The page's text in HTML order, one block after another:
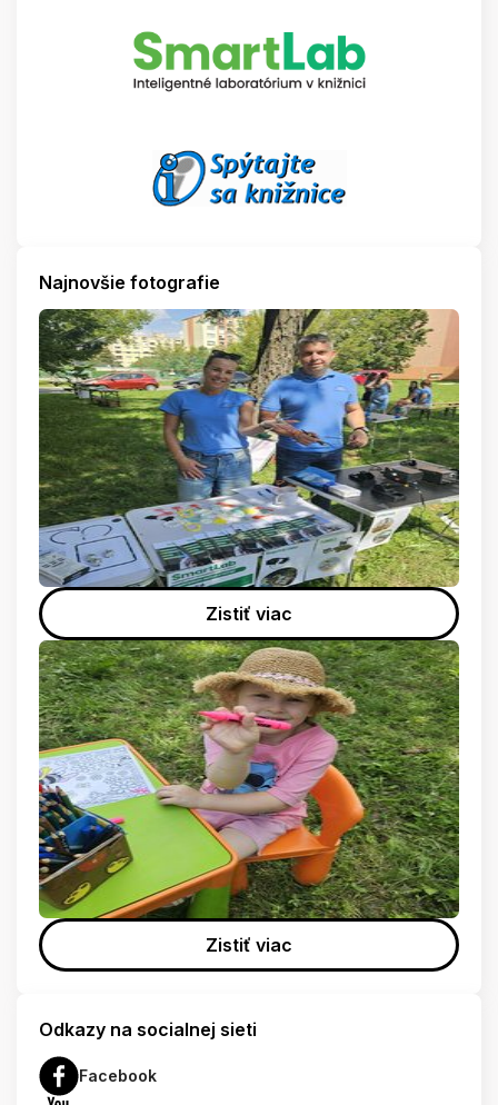
Najnovšie fotografie
Zistiť viac
Zistiť viac
Odkazy na socialnej sieti
Facebook